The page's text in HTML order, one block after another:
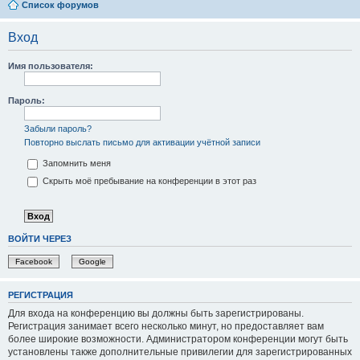
Список форумов
Вход
Имя пользователя:
Пароль:
Забыли пароль?
Повторно выслать письмо для активации учётной записи
Запомнить меня
Скрыть моё пребывание на конференции в этот раз
ВОЙТИ ЧЕРЕЗ
Facebook Google
РЕГИСТРАЦИЯ
Для входа на конференцию вы должны быть зарегистрированы.
Регистрация занимает всего несколько минут, но предоставляет вам
более широкие возможности. Администратором конференции могут быть
установлены также дополнительные привилегии для зарегистрированных